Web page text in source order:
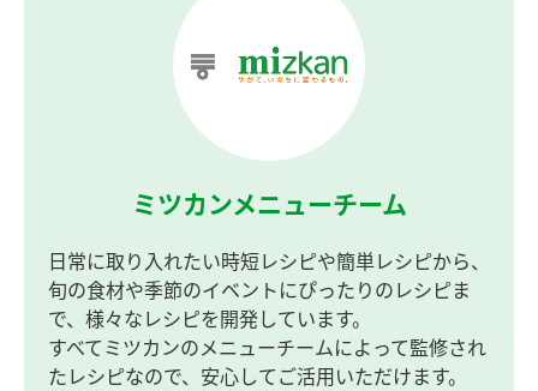
ミツカンメニューチーム
日常に取り入れたい時短レシピや簡単レシピから、
旬の食材や季節のイベントにぴったりのレシピま
で、様々なレシピを開発しています。
すべてミツカンのメニューチームによって監修され
たレシピなので、安心してご活用いただけます。